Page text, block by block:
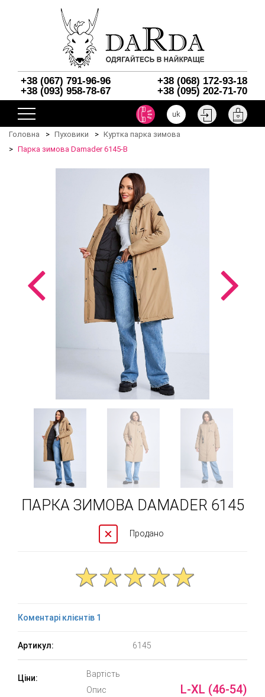
+38 (067) 791-96-96
+38 (068) 172-93-18
+38 (093) 958-78-67
+38 (095) 202-71-70
uk
Головна Пуховики
Куртка парка зимова
Парка зимова Damader 6145-B
ПАРКА ЗИМОВА DAMADER 6145
Продано
Коментарі клієнтів 1
Артикул: 6145
Ціни:
Вартість
Опис
L-XL (46-54)